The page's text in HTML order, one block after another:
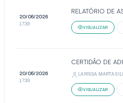
20/05/2026
17:33
RELATÓRIO DE
VISUALIZAR
20/05/2026
17:33
CERTIDÃO DE
LARISSA MARTA
VISUALIZAR